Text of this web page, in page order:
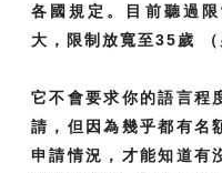
各國規定。目前聽過
大，限制放寬至35歲 （
它不會要求你的語言程
請，但因為幾乎都有名
申請情況，才能知道有